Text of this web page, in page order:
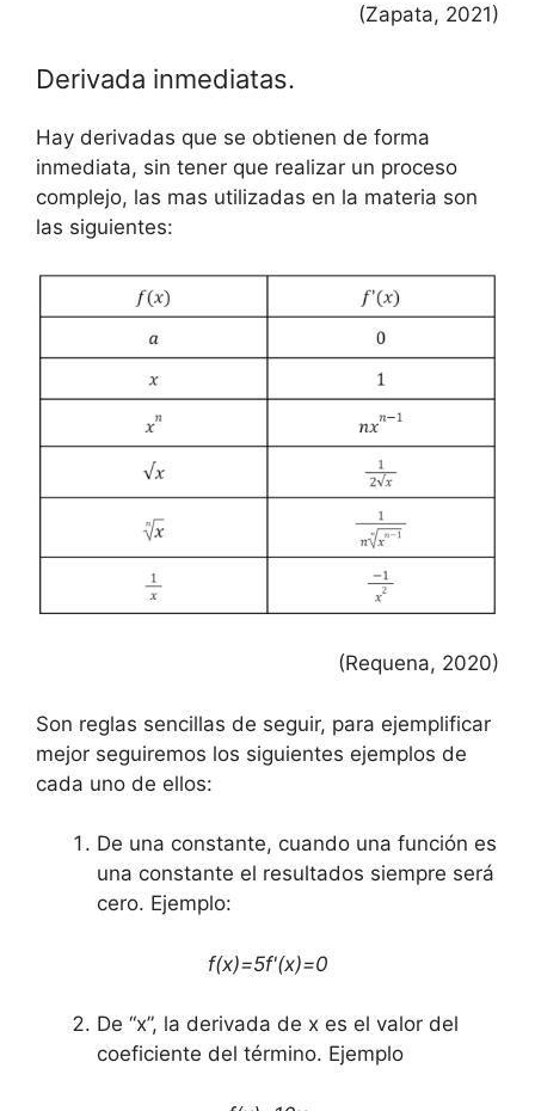
(Zapata, 2021)
Derivada inmediatas.
Hay derivadas que se obtienen de forma
inmediata, sin tener que realizar un proceso
complejo, las mas utilizadas en la materia son
las siguientes:
(Requena, 2020)
Son reglas sencillas de seguir, para ejemplificar
mejor seguiremos los siguientes ejemplos de
cada uno de ellos:
De una constante, cuando una función es
una constante el resultados siempre será
cero. Ejemplo:
f(x)=5f'(x)=0
De “x”, la derivada de x es el valor del
coeficiente del término. Ejemplo